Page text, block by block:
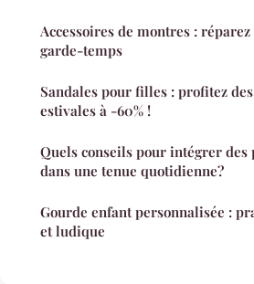
Accessoires de montres :
garde-temps
Sandales pour filles : profitez
estivales à -60% !
Quels conseils pour intégrer des
dans une tenue quotidienne?
Gourde enfant personnalisée :
et ludique